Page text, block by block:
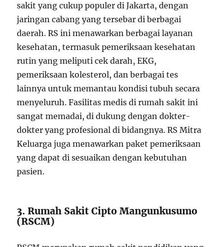
sakit yang cukup populer di Jakarta, dengan
jaringan cabang yang tersebar di berbagai
daerah. RS ini menawarkan berbagai layanan
kesehatan, termasuk pemeriksaan kesehatan
rutin yang meliputi cek darah, EKG,
pemeriksaan kolesterol, dan berbagai tes
lainnya untuk memantau kondisi tubuh secara
menyeluruh. Fasilitas medis di rumah sakit ini
sangat memadai, di dukung dengan dokter-
dokter yang profesional di bidangnya. RS Mitra
Keluarga juga menawarkan paket pemeriksaan
yang dapat di sesuaikan dengan kebutuhan
pasien.
3. Rumah Sakit Cipto Mangunkusumo
(RSCM)